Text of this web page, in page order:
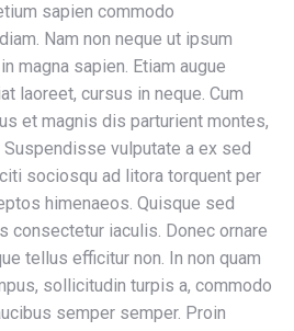
sapien commodo
Nam non neque ut ipsum
magna sapien. Etiam augue
laoreet, cursus in neque. Cum
et magnis dis parturient montes,
vulputate a ex sed
sociosqu ad litora torquent per
himenaeos. Quisque sed
consectetur iaculis. Donec ornare
tellus efficitur non. In non quam
sollicitudin turpis a, commodo
semper semper. Proin